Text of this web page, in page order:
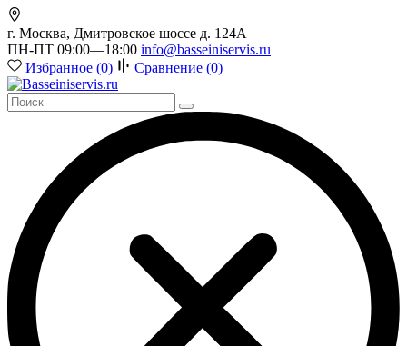
г. Москва, Дмитровское шоссе д. 124А
ПН-ПТ 09:00—18:00 info@basseiniservis.ru
Избранное (0) Сравнение (0)